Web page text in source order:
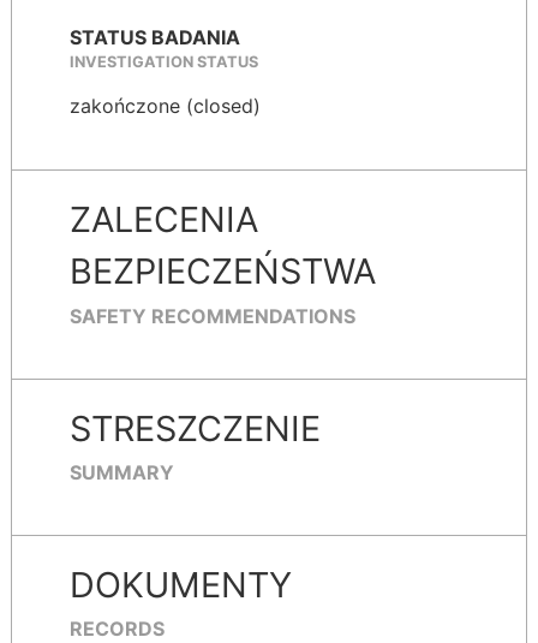
STATUS BADANIA
INVESTIGATION STATUS
zakończone (closed)
ZALECENIA
BEZPIECZEŃSTWA
SAFETY RECOMMENDATIONS
STRESZCZENIE
SUMMARY
DOKUMENTY
RECORDS